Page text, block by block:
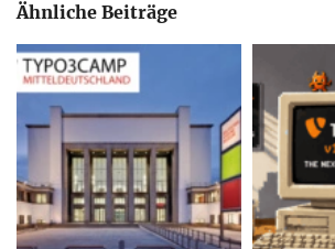
Ähnliche Beiträge